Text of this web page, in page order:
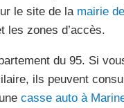
le site de la mairie
les zones d’accès.
du 95. Si
ils peuvent
casse auto à